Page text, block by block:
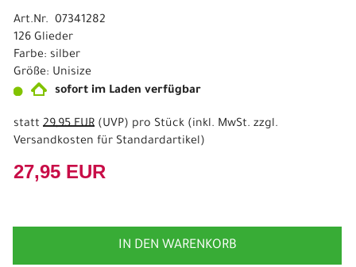
Art.Nr. 07341282
126 Glieder
Farbe: silber
Größe: Unisize
sofort im Laden verfügbar
statt 29,95 EUR (UVP) pro Stück (inkl. MwSt. zzgl.
Versandkosten für Standardartikel)
27,95 EUR
IN DEN WARENKORB